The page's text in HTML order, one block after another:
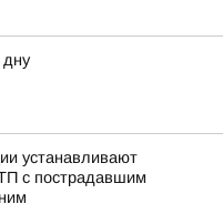
дну
устанавливают
с пострадавшим